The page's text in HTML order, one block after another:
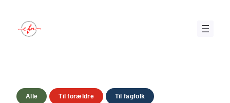
indhold
Alle Til forældre Til fagfolk